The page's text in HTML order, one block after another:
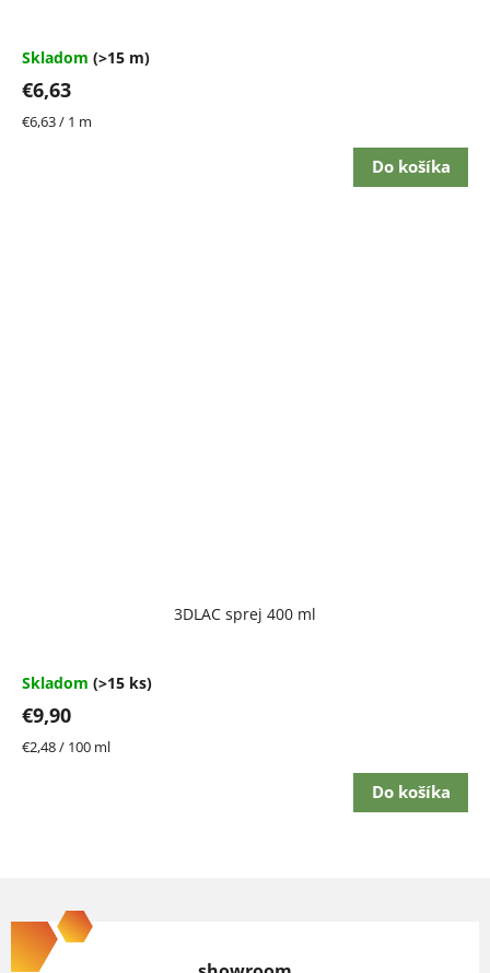
Skladom (>15 m)
€6,63
Jednotková
€6,63 / 1 m
Do košíka
3DLAC sprej 400 ml
4,7
5
hviezdičiek.
Skladom (>15 ks)
€9,90
Jednotková
€2,48 / 100 ml
Do košíka
á
p